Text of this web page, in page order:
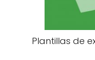
Plantillas de